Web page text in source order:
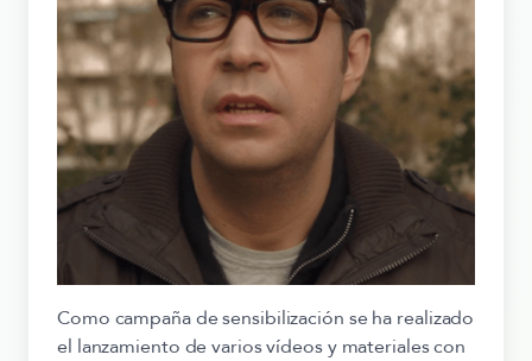
Como campaña de sensibilización se ha realizado
el lanzamiento de varios vídeos y materiales con